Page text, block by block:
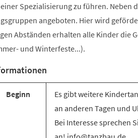
Spezialisierung zu führen. Neben
angeboten. Hier wird
Abständen erhalten alle Kinder die
und Winterfeste...).
Beginn
Es gibt weitere
an anderen Tagen und
Bei Interesse sprechen